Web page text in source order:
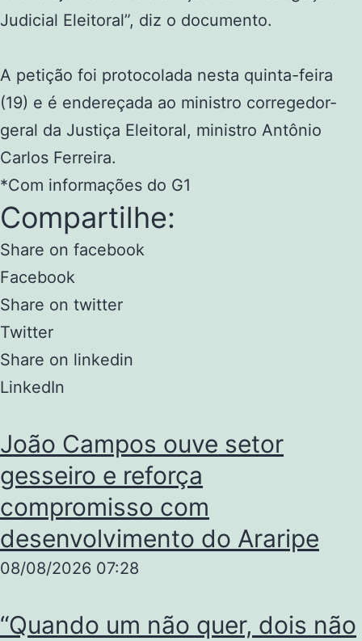
Judicial Eleitoral”, diz o documento.
A petição foi protocolada nesta quinta-feira
(19) e é endereçada ao ministro corregedor-
geral da Justiça Eleitoral, ministro Antônio
Carlos Ferreira.
*Com informações do G1
Compartilhe:
Share on facebook
Facebook
Share on twitter
Twitter
Share on linkedin
LinkedIn
João Campos ouve setor
gesseiro e reforça
compromisso com
desenvolvimento do Araripe
08/08/2026 07:28
“Quando um não quer, dois não